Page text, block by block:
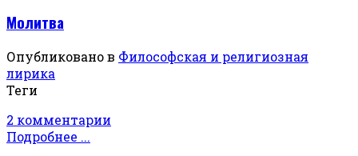
Молитва
Опубликовано в Философская и религиозная
лирика
Теги
2 комментарии
Подробнее ...